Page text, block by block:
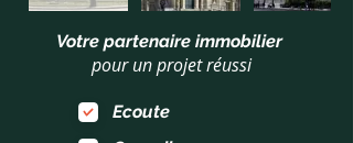
Votre partenaire immobilier
pour un projet réussi
Ecoute